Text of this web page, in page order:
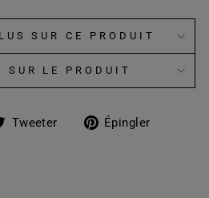
SUR CE PRODUIT
SUR LE PRODUIT
Tweeter
TweeterÉpingler